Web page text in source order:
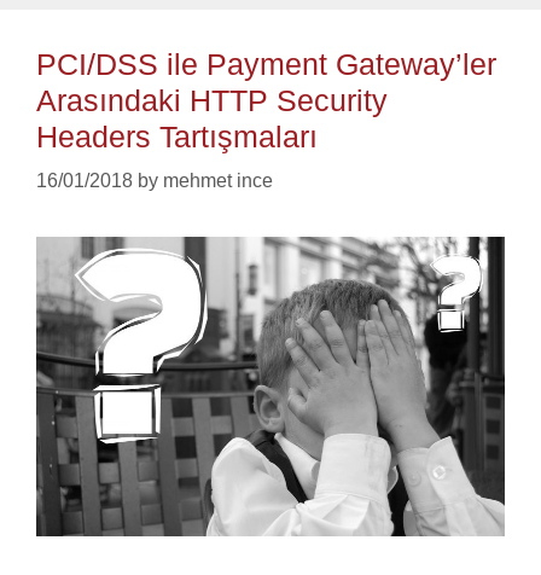
PCI/DSS ile Payment Gateway’ler
Arasındaki HTTP Security
Headers Tartışmaları
16/01/2018 by mehmet ince